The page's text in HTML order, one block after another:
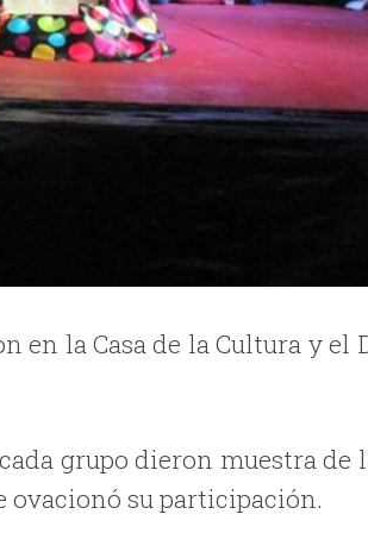
en la Casa de la Cultura y el
grupo dieron muestra de
ovacionó su participación.